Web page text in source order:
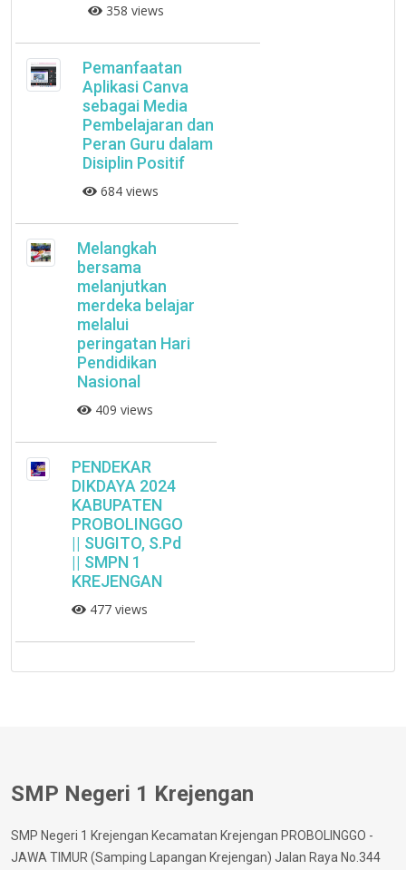
358 views
Pemanfaatan
Aplikasi Canva
sebagai Media
Pembelajaran dan
Peran Guru dalam
Disiplin Positif
684 views
Melangkah
bersama
melanjutkan
merdeka belajar
melalui
peringatan Hari
Pendidikan
Nasional
409 views
PENDEKAR
DIKDAYA 2024
KABUPATEN
PROBOLINGGO
|| SUGITO, S.Pd
|| SMPN 1
KREJENGAN
477 views
SMP Negeri 1 Krejengan
SMP Negeri 1 Krejengan Kecamatan Krejengan PROBOLINGGO -
JAWA TIMUR (Samping Lapangan Krejengan) Jalan Raya No.344